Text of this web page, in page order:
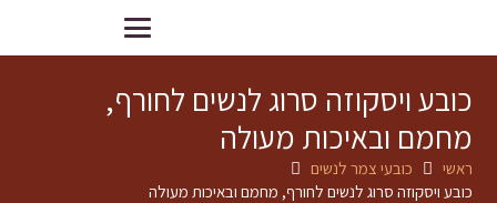
כובע ויסקוזה סרוג לנשים לחורף,
מחמם ובאיכות מעולה
ראשי
כובעי צמר לנשים
כובע ויסקוזה סרוג לנשים לחורף, מחמם ובאיכות מעולה